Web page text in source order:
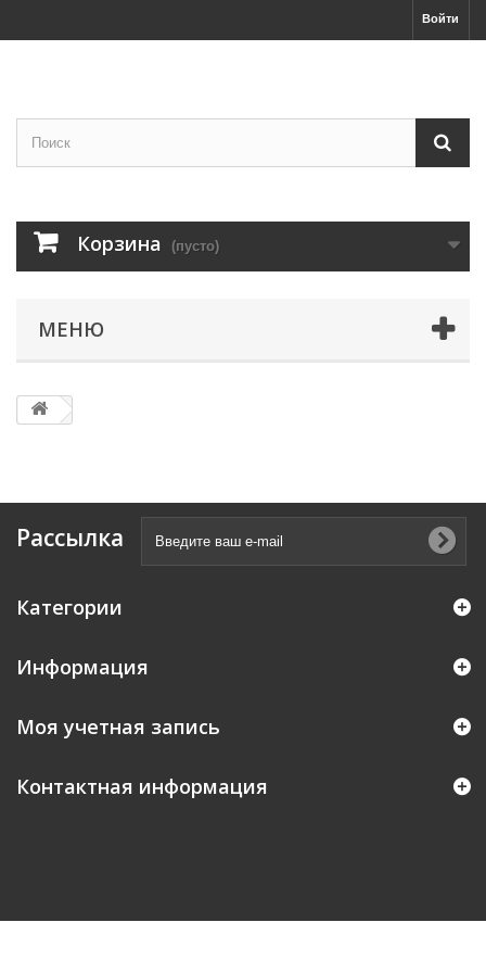
Войти
Корзина (пусто)
МЕНЮ
Рассылка
Категории
Информация
Моя учетная запись
Контактная информация